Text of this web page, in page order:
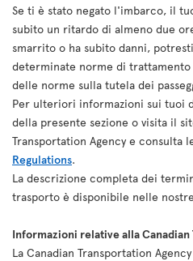
Se ti è stato negato l'imbarco, il
subito un ritardo di almeno due
smarrito o ha subito danni,
determinate norme di
delle norme sulla tutela dei
Per ulteriori informazioni sui tuoi
della presente sezione o visita il
Transportation Agency e consulta
Regulations.
La descrizione completa dei
trasporto è disponibile nelle
Informazioni relative alla Canadian
La Canadian Transportation